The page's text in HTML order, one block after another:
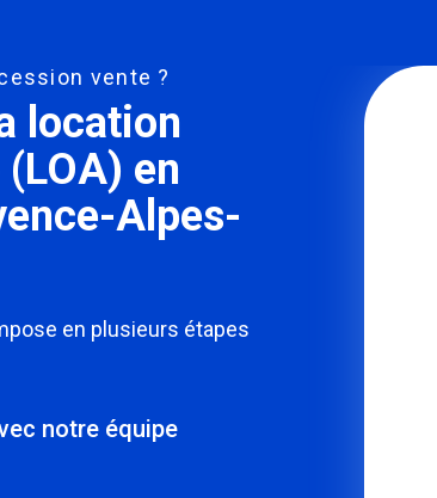
vente ?
location
en
Alpes-
en plusieurs étapes
notre équipe